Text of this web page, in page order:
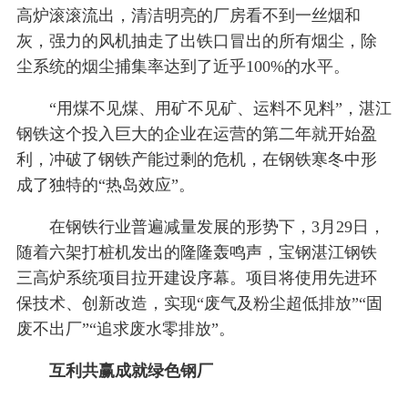
高炉滚滚流出，清洁明亮的厂房看不到一丝烟和
灰，强力的风机抽走了出铁口冒出的所有烟尘，除
尘系统的烟尘捕集率达到了近乎100%的水平。
“用煤不见煤、用矿不见矿、运料不见料”，湛江
钢铁这个投入巨大的企业在运营的第二年就开始盈
利，冲破了钢铁产能过剩的危机，在钢铁寒冬中形
成了独特的“热岛效应”。
在钢铁行业普遍减量发展的形势下，3月29日，
随着六架打桩机发出的隆隆轰鸣声，宝钢湛江钢铁
三高炉系统项目拉开建设序幕。项目将使用先进环
保技术、创新改造，实现“废气及粉尘超低排放”“固
废不出厂”“追求废水零排放”。
互利共赢成就绿色钢厂